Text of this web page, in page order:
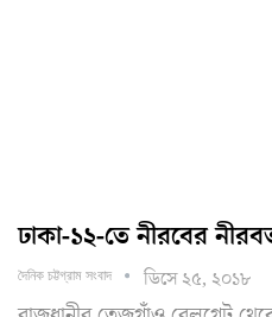
ঢাকা-১২-তে নীরবের
দৈনিক চট্টগ্রাম সংবাদ ডিসে ২৫, ২০১৮